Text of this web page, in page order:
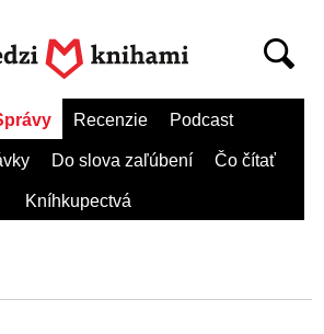
Recenzie Podcast
Do slova zaľúbení Čo čítať
Kníhkupectvá